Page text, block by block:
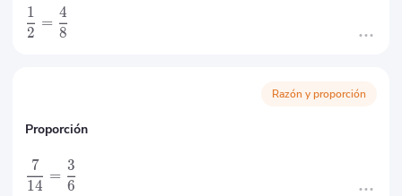
2
1
=
8
4
Razón y proporción
Proporción
14
7
=
6
3